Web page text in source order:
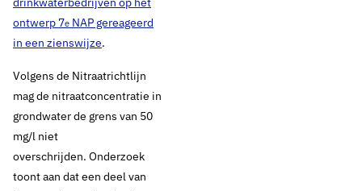
Drinkwaterbronnen en natuur
Financiën, doelmatigheid en statistiek
ontwerp 7e NAP gereageerd
in een zienswijze.
Volgens de Nitraatrichtlijn
mag de nitraatconcen­tratie in
grondwater de grens van 50
mg/l niet
overschrijden. Onderzoek
toont aan dat een deel van